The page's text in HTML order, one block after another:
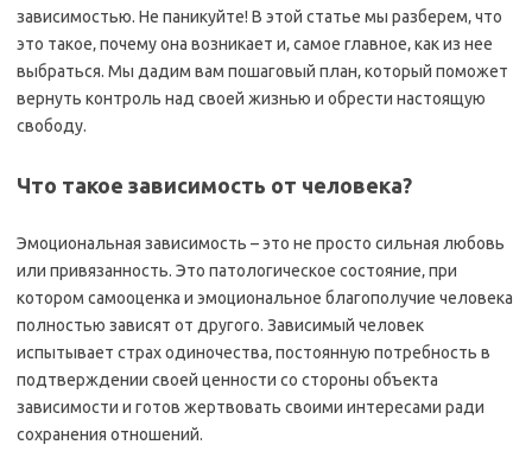
зависимостью. Не паникуйте! В этой статье мы разберем‚ что
это такое‚ почему она возникает и‚ самое главное‚ как из нее
выбраться. Мы дадим вам пошаговый план‚ который поможет
вернуть контроль над своей жизнью и обрести настоящую
свободу.
Что такое зависимость от человека?
Эмоциональная зависимость – это не просто сильная любовь
или привязанность. Это патологическое состояние‚ при
котором самооценка и эмоциональное благополучие человека
полностью зависят от другого. Зависимый человек
испытывает страх одиночества‚ постоянную потребность в
подтверждении своей ценности со стороны объекта
зависимости и готов жертвовать своими интересами ради
сохранения отношений.